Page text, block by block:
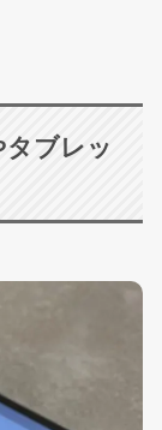
ブレッ